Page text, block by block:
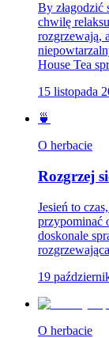
By złagodzić
chwilę
rozgrzewają,
House Tea
15 listopada
🍵
O herbacie
Rozgrzej
Jesień to
przypominać
doskonale
19
O herbacie